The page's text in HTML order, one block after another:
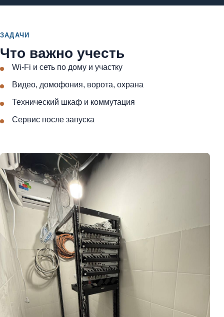
ЗАДАЧИ
Что важно учесть
Wi-Fi и сеть по дому и участку
Видео, домофония, ворота, охрана
Технический шкаф и коммутация
Сервис после запуска